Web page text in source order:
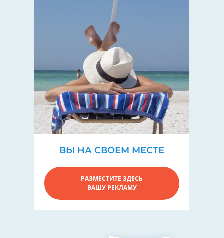
ВЫ НА СВОЕМ МЕСТЕ
РАЗМЕСТИТЕ ЗДЕСЬ
ВАШУ РЕКЛАМУ